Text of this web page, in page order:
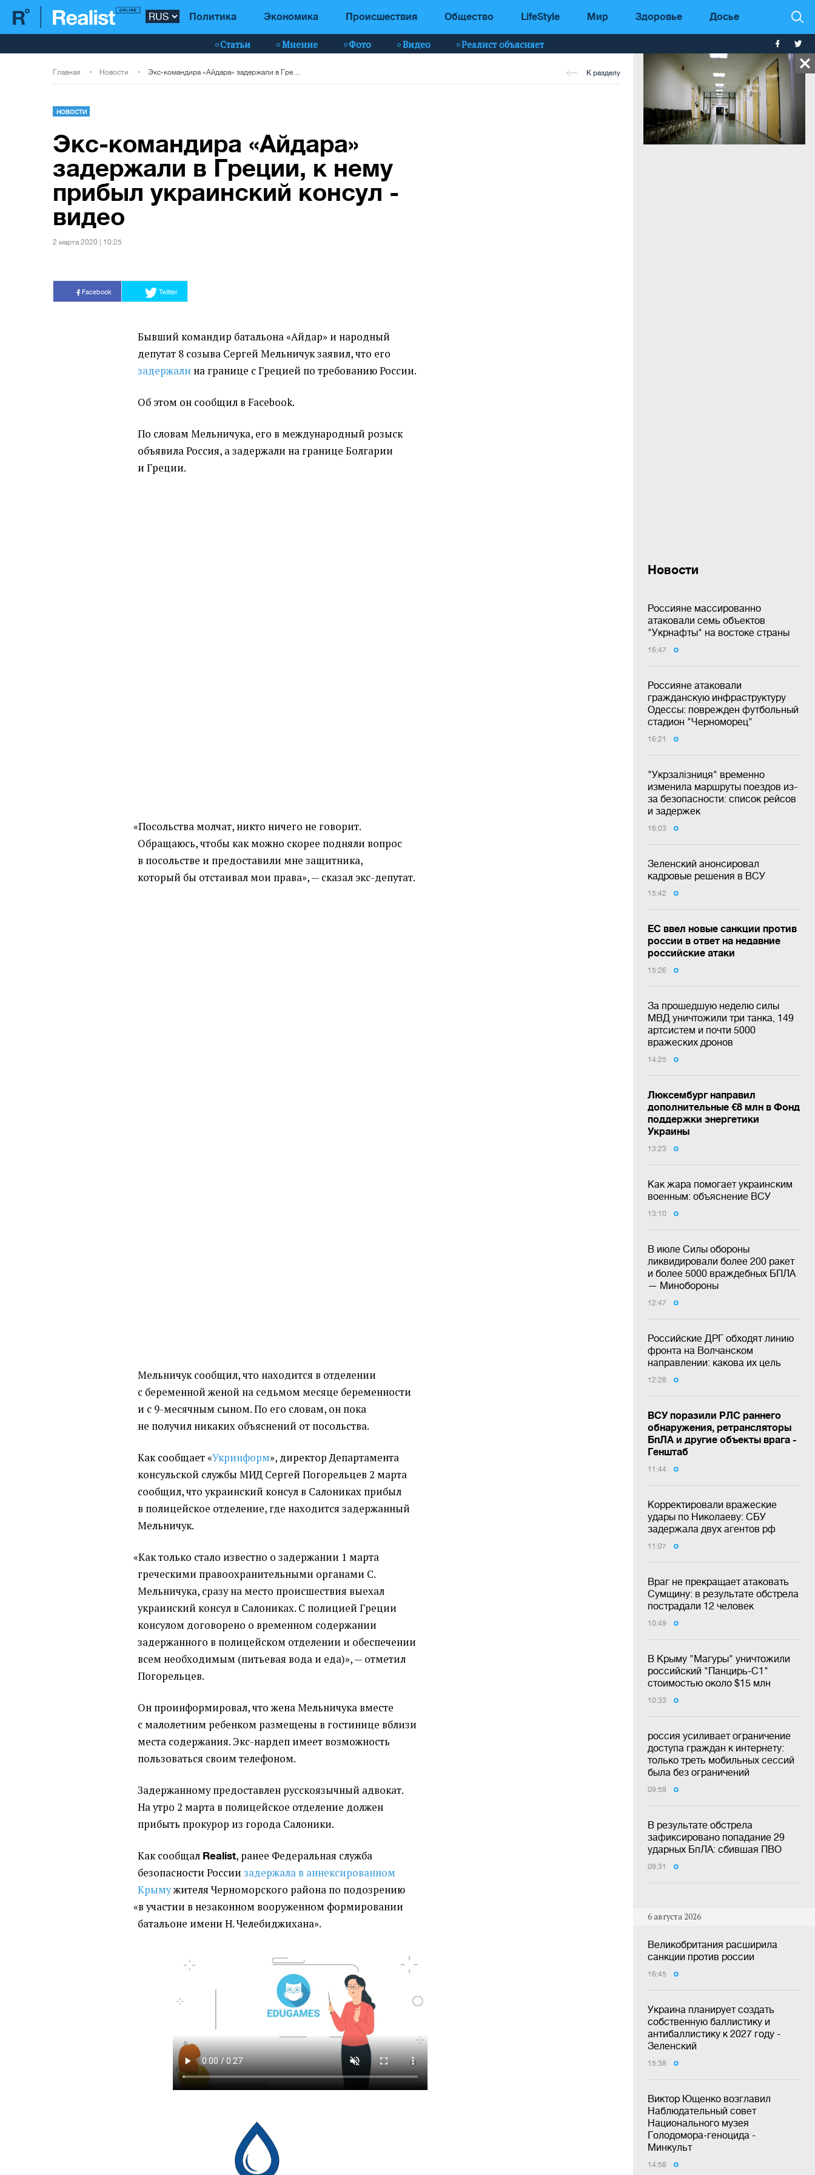
Политика Экономика Происшествия Общество LifeStyle Мир Здоровье Досье
Статьи Мнение Фото Видео Реалист объясняет
Новости
Россияне массированно
атаковали семь объектов
"Укрнафты" на востоке страны
16:47
Россияне атаковали
гражданскую инфраструктуру
Одессы: поврежден футбольный
стадион "Черноморец"
16:21
"Укрзалізниця" временно
изменила маршруты поездов из-
за безопасности: список рейсов
и задержек
16:03
Зеленский анонсировал
кадровые решения в ВСУ
15:42
ЕС ввел новые санкции против
россии в ответ на недавние
российские атаки
15:26
За прошедшую неделю силы
МВД уничтожили три танка, 149
артсистем и почти 5000
вражеских дронов
14:25
Люксембург направил
дополнительные €8 млн в Фонд
поддержки энергетики
Украины
13:23
Как жара помогает украинским
военным: объяснение ВСУ
13:10
В июле Силы обороны
ликвидировали более 200 ракет
и более 5000 враждебных БПЛА
— Минобороны
12:47
Российские ДРГ обходят линию
фронта на Волчанском
направлении: какова их цель
12:28
ВСУ поразили РЛС раннего
обнаружения, ретрансляторы
БпЛА и другие объекты врага -
Генштаб
11:44
Корректировали вражеские
удары по Николаеву: СБУ
задержала двух агентов рф
11:07
Враг не прекращает атаковать
Сумщину: в результате обстрела
пострадали 12 человек
10:49
В Крыму "Магуры" уничтожили
российский "Панцирь-С1"
стоимостью около $15 млн
10:33
россия усиливает ограничение
доступа граждан к интернету:
только треть мобильных сессий
была без ограничений
09:59
В результате обстрела
зафиксировано попадание 29
ударных БпЛА: сбившая ПВО
09:31
6 августа 2026
Великобритания расширила
санкции против россии
16:45
Украина планирует создать
собственную баллистику и
антибаллистику к 2027 году -
Зеленский
15:38
Виктор Ющенко возглавил
Наблюдательный совет
Национального музея
Голодомора-геноцида -
Минкульт
14:58
Главная Новости К разделу
НОВОСТИ
Экс-командира «Айдара»
задержали в Греции, к нему
прибыл украинский консул -
видео
2 марта 2020 | 10:25
Facebook Twitter
Бывший командир батальона«Айдар» и народный
депутат 8 созыва Сергей Мельничук заявил, что его
задержали на границе с Грецией по требованию России.
Об этом он сообщил в Facebook.
По словам Мельничука, его в международный розыск
объявила Россия, а задержали на границе Болгарии
и Греции.
«Посольства молчат, никто ничего не говорит.
Обращаюсь, чтобы как можно скорее подняли вопрос
в посольстве и предоставили мне защитника,
который бы отстаивал мои права», — сказал экс-депутат.
Мельничук сообщил, что находится в отделении
с беременной женой на седьмом месяце беременности
и с 9-месячным сыном. По его словам, он пока
не получил никаких объяснений от посольства.
Как сообщает«Укринформ», директор Департамента
консульской службы МИД Сергей Погорельцев 2 марта
сообщил, что украинский консул в Салониках прибыл
в полицейское отделение, где находится задержанный
Мельничук.
«Как только стало известно о задержании 1 марта
греческими правоохранительными органами С.
Мельничука, сразу на место происшествия выехал
украинский консул в Салониках. С полицией Греции
консулом договорено о временном содержании
задержанного в полицейском отделении и обеспечении
всем необходимым (питьевая вода и еда)», — отметил
Погорельцев.
Он проинформировал, что жена Мельничука вместе
с малолетним ребенком размещены в гостинице вблизи
места содержания. Экс-нардеп имеет возможность
пользоваться своим телефоном.
Задержанному предоставлен русскоязычный адвокат.
На утро 2 марта в полицейское отделение должен
прибыть прокурор из города Салоники.
Как сообщал Realist, ранее Федеральная служба
безопасности Россиизадержала в аннексированном
Крымужителя Черноморского района по подозрению
«в участии в незаконном вооруженном формировании
батальоне имени Н. Челебиджихана».